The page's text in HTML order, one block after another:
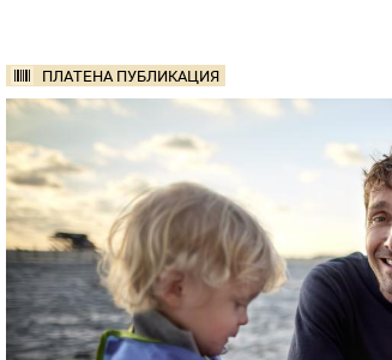
ПЛАТЕНА ПУБЛИКАЦИЯ